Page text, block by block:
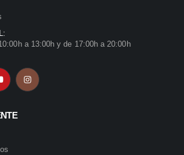
a 13:00h y de 17:00h a 20:00h